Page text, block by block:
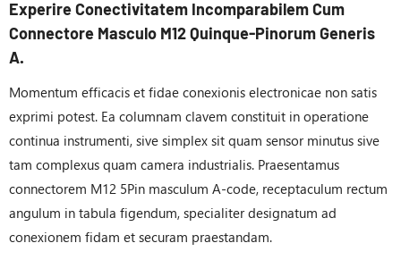
Experire Conectivitatem Incomparabilem Cum
Connectore Masculo M12 Quinque-Pinorum Generis
A.
Momentum efficacis et fidae conexionis electronicae non satis
exprimi potest. Ea columnam clavem constituit in operatione
continua instrumenti, sive simplex sit quam sensor minutus sive
tam complexus quam camera industrialis. Praesentamus
connectorem M12 5Pin masculum A-code, receptaculum rectum
angulum in tabula figendum, specialiter designatum ad
conexionem fidam et securam praestandam.